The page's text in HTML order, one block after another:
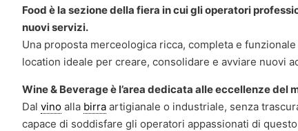
Food è la sezione della fiera in cui gli operatori
nuovi servizi.
Una proposta merceologica ricca, completa e
location ideale per creare, consolidare e avviare nuovi
Wine & Beverage è l’area dedicata alle eccellenze del
Dal vino alla birra artigianale o industriale, senza
capace di soddisfare gli operatori appassionati di